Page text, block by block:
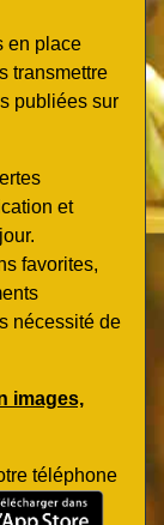
en place
transmettre
publiées sur
et
favorites,
nécessité de
images,
téléphone